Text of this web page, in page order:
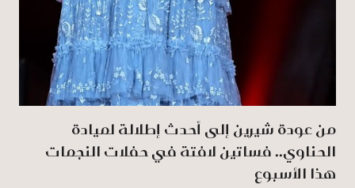
من عودة شيرين إلى أحدث إطلالة لميادة
الحناوي.. فساتين لافتة في حفلات النجمات
هذا الأسبوع